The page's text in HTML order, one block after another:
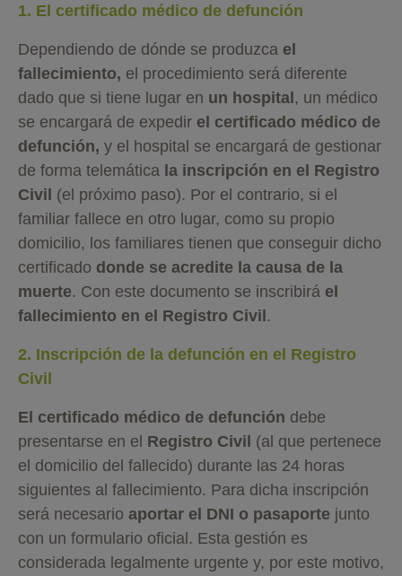
1. El certificado médico de defunción
Dependiendo de dónde se produzca el
fallecimiento, el procedimiento será diferente
dado que si tiene lugar en un hospital, un médico
se encargará de expedir el certificado médico de
defunción, y el hospital se encargará de gestionar
de forma telemática la inscripción en el Registro
Civil (el próximo paso). Por el contrario, si el
familiar fallece en otro lugar, como su propio
domicilio, los familiares tienen que conseguir dicho
certificado donde se acredite la causa de la
muerte. Con este documento se inscribirá el
fallecimiento en el Registro Civil.
2. Inscripción de la defunción en el Registro
Civil
El certificado médico de defunción debe
presentarse en el Registro Civil (al que pertenece
el domicilio del fallecido) durante las 24 horas
siguientes al fallecimiento. Para dicha inscripción
será necesario aportar el DNI o pasaporte junto
con un formulario oficial. Esta gestión es
considerada legalmente urgente y, por este motivo,